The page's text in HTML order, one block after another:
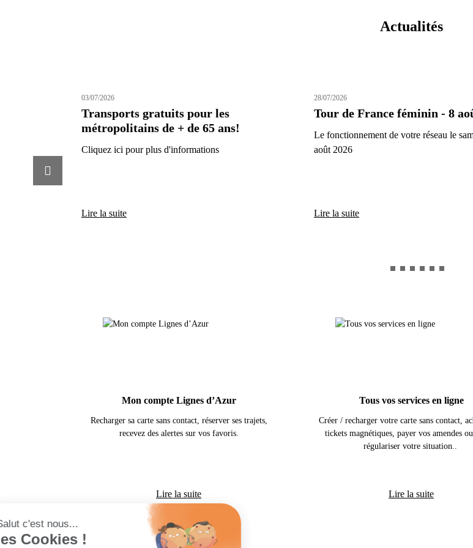
Actualités
03/07/2026
Transports gratuits pour les
métropolitains de + de 65 ans!
Cliquez ici pour plus d'informations
Lire la suite
28/07/2026
Tour de France féminin - 8
Le fonctionnement de votre réseau le
août 2026
Lire la suite
Actualité précédente
Actualité n°1 (actif)
Actualité n°2
Actualité n°3
Actualité n°4
Actualité n°5
Actualité
Actualité
Mon compte Lignes d’Azur
Recharger sa carte sans contact, réserver ses trajets,
recevez des alertes sur vos favoris.
Lire la suite
Tous vos services en ligne
Créer / recharger votre carte sans contact,
tickets magnétiques, payer vos amendes
régulariser votre situation.
Lire la suite